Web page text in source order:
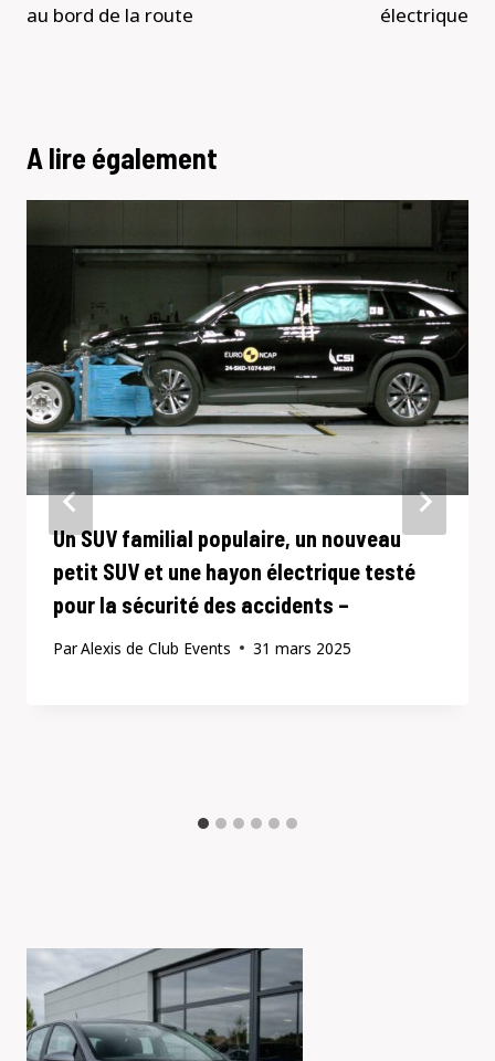
au bord de la route
électrique
A lire également
Un SUV familial populaire, un nouveau
petit SUV et une hayon électrique testé
pour la sécurité des accidents –
ParAlexis de Club Events 31 mars 2025